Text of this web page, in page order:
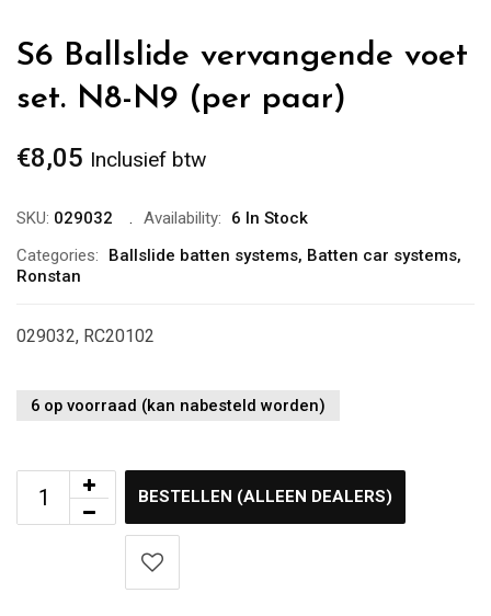
S6 Ballslide vervangende voet
set. N8-N9 (per paar)
€8,05 Inclusief btw
SKU: 029032 Availability:
6 In Stock
Categories:
Ballslide batten systems, Batten car systems,
Ronstan
029032, RC20102
6 op voorraad (kan nabesteld worden)
BESTELLEN (ALLEEN DEALERS)